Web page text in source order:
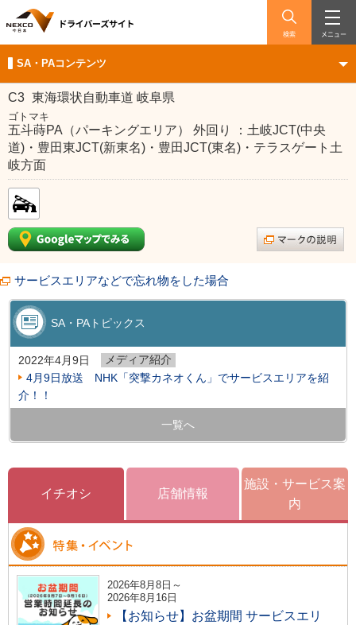
検索 メニュー
SA・PAコンテンツ
C3 東海環状自動車道 岐阜県
ゴトマキ
五斗蒔PA（パーキングエリア） 外回り ：土岐JCT(中央
道)・豊田東JCT(新東名)・豊田JCT(東名)・テラスゲート土
岐方面
サービスエリアなどで忘れ物をした場合
SA・PAトピックス
2022年4月9日
メディア紹介
4月9日放送 NHK「突撃カネオくん」でサービスエリアを紹
介！！
一覧へ
イチオシ 店舗情報
施設・サービス案
内
2026年8月8日～
2026年8月16日
【お知らせ】お盆期間 サービスエリ